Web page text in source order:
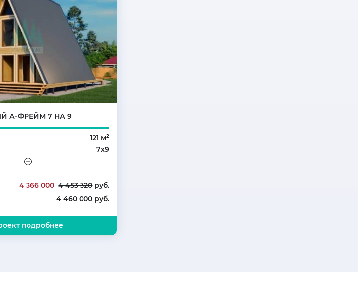
А-ФРЕЙМ 7 НА 9
121 м2
7х9
3
4 366 000 4 453 320руб.
4 460 000 руб.
подробнее